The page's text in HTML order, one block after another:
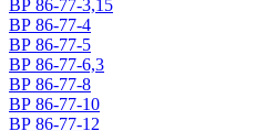
ВР 86-77-3,15
ВР 86-77-4
ВР 86-77-5
ВР 86-77-6,3
ВР 86-77-8
ВР 86-77-10
ВР 86-77-12